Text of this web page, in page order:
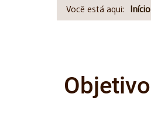
Você está aqui: Início
Objetivo